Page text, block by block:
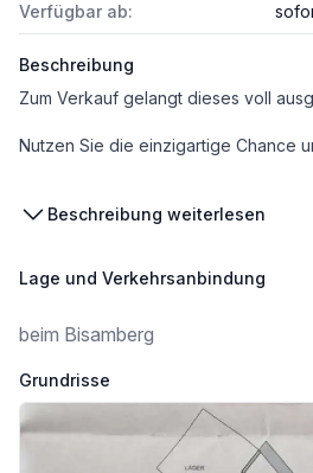
Verfügbar ab:
Beschreibung
Nutzen Sie die einzigartige Chance und verwirklichen Sie sich Ihren Traum als Gastronom*in
Obergeschoss:
* Gastraum mit 35
* Gang
+ Ausgang in den Gastgarten + die
Beschreibung weiterlesen
Lage und Verkehrsanbindung
beim Bisamberg
Grundrisse